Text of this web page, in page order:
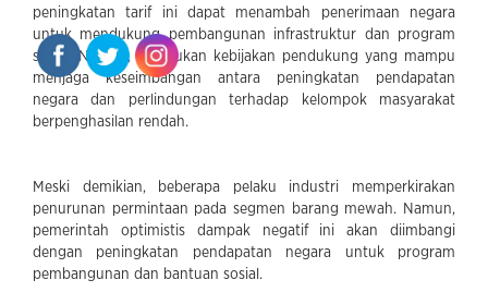
peningkatan tarif ini dapat menambah penerimaan negara
untuk mendukung pembangunan infrastruktur dan program
sosial. Namun, diperlukan kebijakan pendukung yang mampu
menjaga keseimbangan antara peningkatan pendapatan
negara dan perlindungan terhadap kelompok masyarakat
berpenghasilan rendah.
Meski demikian, beberapa pelaku industri memperkirakan
penurunan permintaan pada segmen barang mewah. Namun,
pemerintah optimistis dampak negatif ini akan diimbangi
dengan peningkatan pendapatan negara untuk program
pembangunan dan bantuan sosial.